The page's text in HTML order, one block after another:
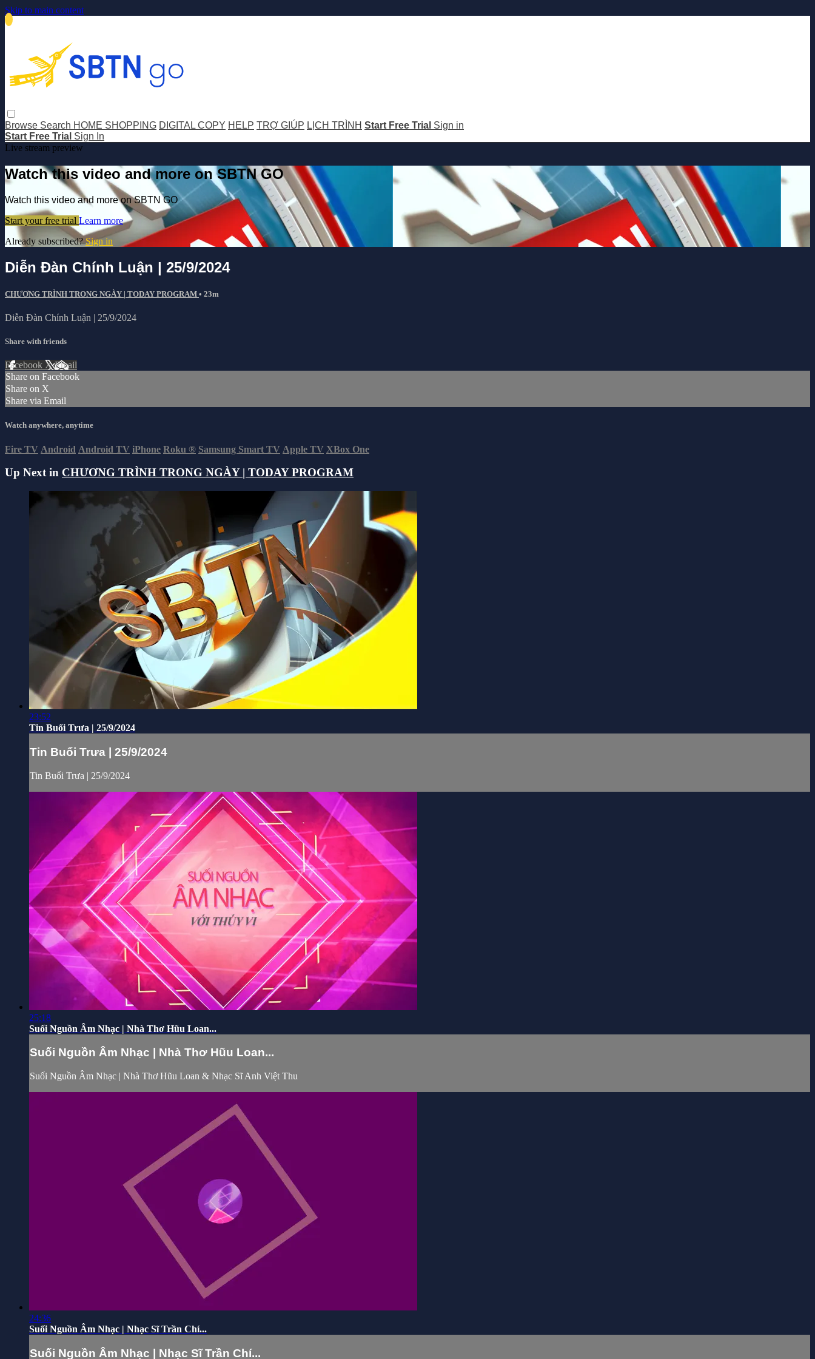
Skip to main content
Browse Search HOME SHOPPING DIGITAL COPY HELP TRỢ GIÚP LỊCH TRÌNH Start Free Trial Sign in
Start Free Trial Sign In
Live stream preview
Watch this video and more on SBTN GO
Watch this video and more on SBTN GO
Start your free trial Learn more
Already subscribed? Sign in
Diễn Đàn Chính Luận | 25/9/2024
CHƯƠNG TRÌNH TRONG NGÀY | TODAY PROGRAM • 23m
Diễn Đàn Chính Luận | 25/9/2024
Share with friends
Facebook XEmail
Share on Facebook
Share on X
Share via Email
Watch anywhere, anytime
Fire TV Android Android TV iPhone Roku ® Samsung Smart TV Apple TV XBox One
Up Next in CHƯƠNG TRÌNH TRONG NGÀY | TODAY PROGRAM
23:52
Tin Buổi Trưa | 25/9/2024
Tin Buổi Trưa | 25/9/2024
Tin Buổi Trưa | 25/9/2024
25:18
Suối Nguồn Âm Nhạc | Nhà Thơ Hũu Loan...
Suối Nguồn Âm Nhạc | Nhà Thơ Hũu Loan...
Suối Nguồn Âm Nhạc | Nhà Thơ Hũu Loan & Nhạc Sĩ Anh Việt Thu
24:36
Suối Nguồn Âm Nhạc | Nhạc Sĩ Trần Chí...
Suối Nguồn Âm Nhạc | Nhạc Sĩ Trần Chí...